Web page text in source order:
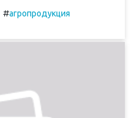
#агропродукция